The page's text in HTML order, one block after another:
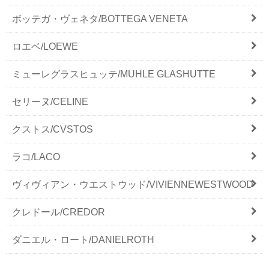
ボッテガ・ヴェネタ/BOTTEGA VENETA
ロエベ/LOEWE
ミューレグラスヒュッテ/MUHLE GLASHUTTE
セリーヌ/CELINE
クストス/CVSTOS
ラコ/LACO
ヴィヴィアン・ウエストウッド/VIVIENNEWESTWOOD
クレドール/CREDOR
ダニエル・ロート/DANIELROTH